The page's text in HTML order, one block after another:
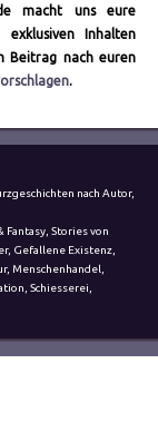
macht uns eure
Inhalten
Beitrag nach euren
.
nach Autor,
Fantasy, Stories von
, Gefallene Existenz,
, Menschenhandel,
, Schiesserei,